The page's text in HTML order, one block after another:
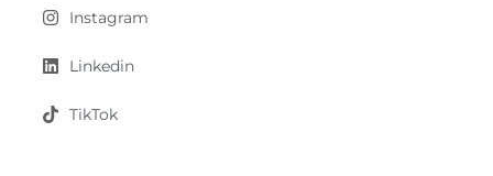
Instagram
Linkedin
TikTok